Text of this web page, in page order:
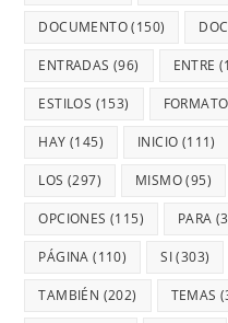
DOCUMENTO(150)
ENTRADAS (96) ENTRE
ESTILOS (153) FORMATO
HAY (145) INICIO (111)
LOS (297) MISMO(95)
OPCIONES (115) PARA
PÁGINA (110) SI(303)
TAMBIÉN (202) TEMAS